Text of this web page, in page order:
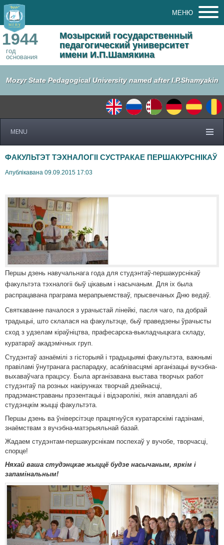
МЕНЮ
1944
год
основания
Мозырский государственный
педагогический университет
имени И.П.Шамякина
Mozyr State Pedagogical University named after I.P.Shamyakin
MENU
ФАКУЛЬТЭТ ТЭХНАЛОГІІ СУСТРАКАЕ ПЕРШАКУРСНІКАЎ
Апублікавана 09.09.2015 17:03
Першы дзень навучальнага года для студэнтаў-першакурснікаў
факультэта тэхналогіі быў цікавым і насычаным. Для іх была
распрацавана праграма мерапрыемстваў, прысвечаных Дню ведаў.
Святкаванне пачалося з урачыстай лінейкі, пасля чаго, па добрай
традыцыі, што склалася на факультэце, быў праведзены ўрачысты
сход з удзелам кіраўніцтва, прафесарска-выкладчыцкага складу,
куратараў акадэмічных груп.
Студэнтаў азнаёмілі з гісторыяй і традыцыямі факультэта, важнымі
правіламі ўнутранага распарадку, асаблівасцямі арганізацыі вучэбна-
выхаваўчага працэсу. Была арганізавана выстава творчых работ
студэнтаў па розных накірунках творчай дзейнасці,
прадэманстраваны прэзентацыі і відэаролікі, якія апавядалі аб
студэнцкім жыцці факультэта.
Першы дзень ва ўніверсітэце працягнуўся куратарскімі гадзінамі,
знаёмствам з вучэбна-матэрыяльнай базай.
Жадаем студэнтам-першакурснікам поспехаў у вучобе, творчасці,
спорце!
Няхай ваша студэнцкае жыццё будзе насычаным, яркім і
запамінальным!